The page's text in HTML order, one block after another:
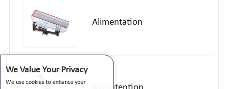
Alimentation
We Value Your Privacy
We use cookies to enhance your